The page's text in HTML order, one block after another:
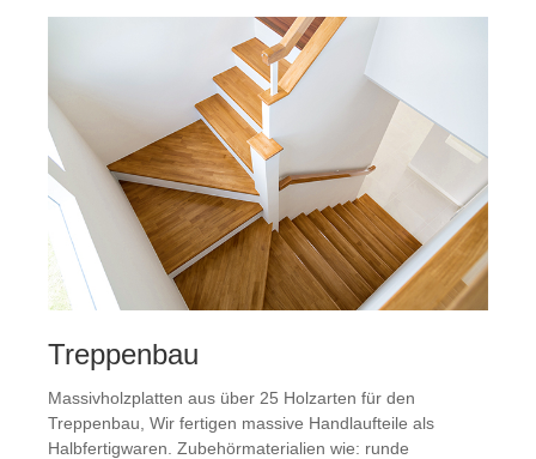
Treppenbau
Massivholzplatten aus über 25 Holzarten für den
Treppenbau, Wir fertigen massive Handlaufteile als
Halbfertigwaren. Zubehörmaterialien wie: runde